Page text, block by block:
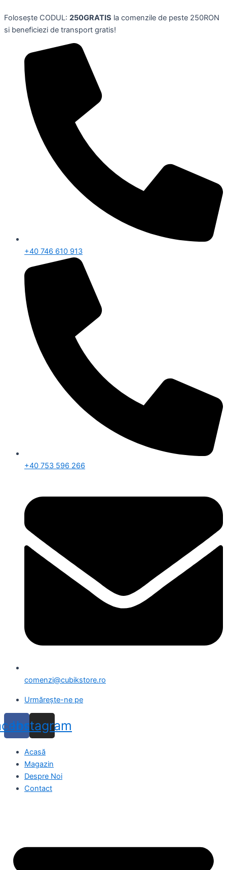
to
content
Folosește CODUL: 250GRATIS la comenzile de peste 250RON
si beneficiezi de transport gratis!
+40 746 610 913
+40 753 596 266
comenzi@cubikstore.ro
Urmărește-ne pe
Instagram
Acasă
Magazin
Despre Noi
Contact
pentru
PURE
FRUCTIS,
GARNIERE
quantity